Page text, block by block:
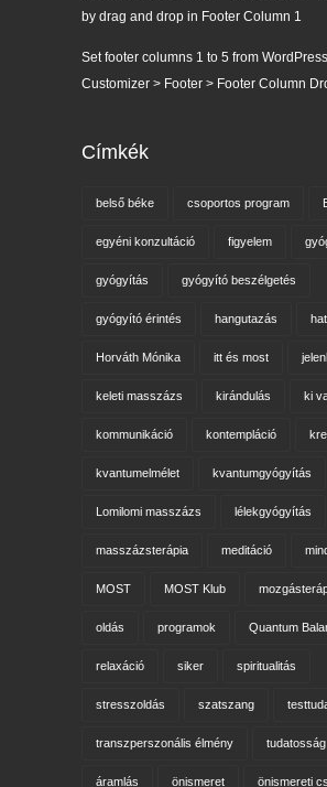
by drag and drop in Footer Column 1
Set footer columns 1 to 5 from
Customizer > Footer > Footer Column
Címkék
belső béke csoportos program
egyéni konzultáció figyelem
gyógyítás gyógyító beszélgetés
gyógyító érintés hangutazás
Horváth Mónika itt és most
keleti masszázs kirándulás ki
kommunikáció kontempláció
kvantumelmélet kvantumgyógyítás
Lomilomi masszázs lélekgyógyítás
masszázsterápia meditáció
MOST MOST Klub
oldás programok Quantum
relaxáció siker spiritualitás
stresszoldás szatszang
transzperszonális élmény tudatosság
áramlás önismeret önismereti